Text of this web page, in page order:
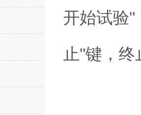
开始试验"
止"键，